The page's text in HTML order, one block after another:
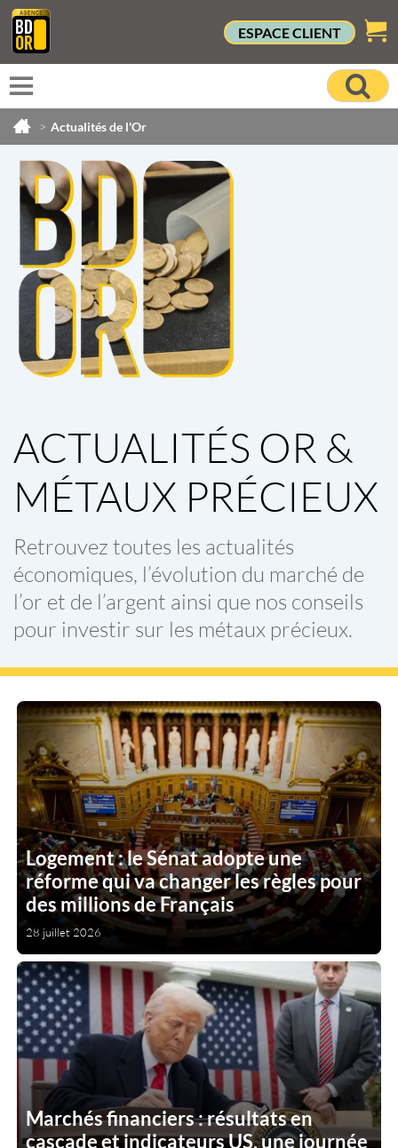
ESPACE CLIENT
> Actualités de l'Or
ACTUALITÉS OR &
MÉTAUX PRÉCIEUX
Retrouvez toutes les actualités
économiques, l’évolution du marché de
l’or et de l’argent ainsi que nos conseils
pour investir sur les métaux précieux.
Logement : le Sénat adopte une
réforme qui va changer les règles pour
des millions de Français
28 juillet 2026
Marchés financiers : résultats en
cascade et indicateurs US, une journée